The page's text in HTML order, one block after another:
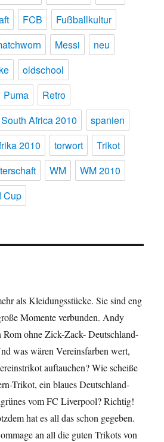
FCB
Fußballkultur
Messi
neu
oldschool
Puma
Retro
South Africa 2010
spanien
2010 torwort
Trikot
WM
WM 2010
Cup
als Kleidungsstücke. Sie sind eng
Momente verbunden. Andy
Rom ohne Zick-Zack- Deutschland-
was wären Vereinsfarben wert,
auftauchen? Wie scheiße
Trikot, ein blaues Deutschland-
vom FC Liverpool? Richtig!
hat es all das schon gegeben.
an all die guten Trikots von